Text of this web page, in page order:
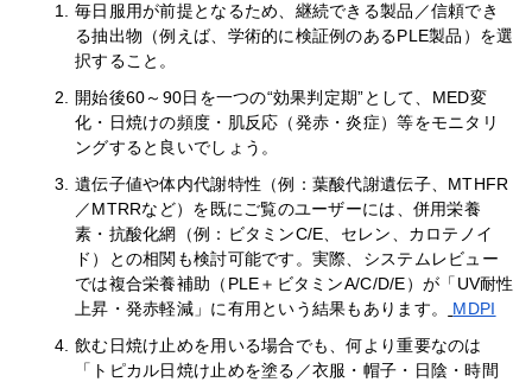
毎日服用が前提となるため、継続できる製品／信頼でき
る抽出物（例えば、学術的に検証例のあるPLE製品）を選
択すること。
開始後60～90日を一つの“効果判定期”として、MED変
化・日焼けの頻度・肌反応（発赤・炎症）等をモニタリ
ングすると良いでしょう。
遺伝子値や体内代謝特性（例：葉酸代謝遺伝子、MTHFR
／MTRRなど）を既にご覧のユーザーには、併用栄養
素・抗酸化網（例：ビタミンC/E、セレン、カロテノイ
ド）との相関も検討可能です。実際、システムレビュー
では複合栄養補助（PLE＋ビタミンA/C/D/E）が「UV耐性
上昇・発赤軽減」に有用という結果もあります。
MDPI
飲む日焼け止めを用いる場合でも、何より重要なのは
「トピカル日焼け止めを塗る／衣服・帽子・日陰・時間